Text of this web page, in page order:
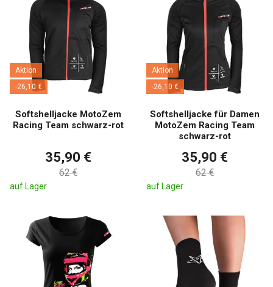
Aktion
-26,10 €
Softshelljacke MotoZem
Racing Team schwarz-rot
35,90 €
62 €
auf Lager
Aktion
-26,10 €
Softshelljacke für Damen
MotoZem Racing Team
schwarz-rot
35,90 €
62 €
auf Lager